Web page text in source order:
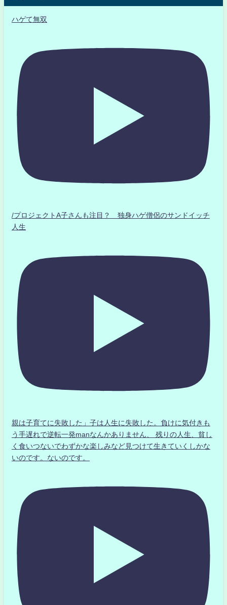
ハゲて無双
/プロジェクトA子さんも注目？ 独身ハゲ僧侶のサンドイッチ
人生
親は子育てに失敗した」子は人生に失敗した。負けに気付きも
う手遅れで逆転一発manなんかありません、 残りの人生、貧し
く食いつないでわずかな楽しみなど見つけて生きていくしかな
いのです。ないのです。